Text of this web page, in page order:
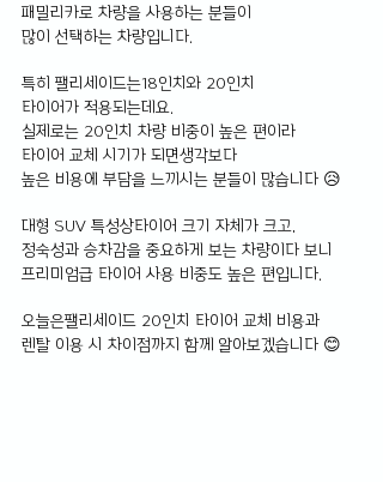
패밀리카로 차량을 사용하는 분들이
많이 선택하는 차량입니다.
특히 팰리세이드는18인치와 20인치
타이어가 적용되는데요.
실제로는 20인치 차량 비중이 높은 편이라
타이어 교체 시기가 되면생각보다
높은 비용에 부담을 느끼시는 분들이 많습니다 😥
대형 SUV 특성상타이어 크기 자체가 크고,
정숙성과 승차감을 중요하게 보는 차량이다 보니
프리미엄급 타이어 사용 비중도 높은 편입니다.
오늘은팰리세이드 20인치 타이어 교체 비용과
렌탈 이용 시 차이점까지 함께 알아보겠습니다 😊